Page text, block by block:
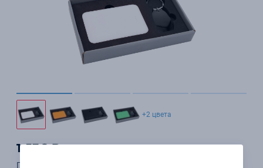
+2 цвета
1 536 ₽
Подарочный набор Curious, белый